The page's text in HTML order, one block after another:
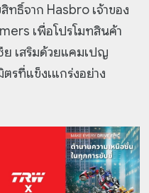
ธิ์จาก Hasbro เจ้าของ
เพื่อโปรโมทสินค้า
ย เสริมด้วยแคมเปญ
รที่แข็งเแกร่งอย่าง